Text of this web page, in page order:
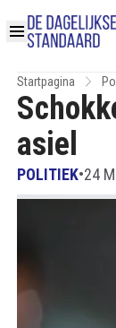
Startpagina
asiel
POLITIEK•24